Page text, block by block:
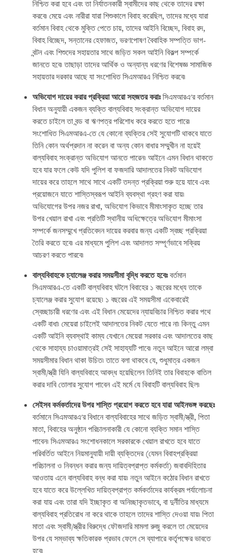
নিশ্চিত করা হবে এবং তা নির্যাতনকারী স্বামীদের কাছ থেকে তাদের রক্ষা
করবে৷ মেয়ে এবং নারীরা যারা শিশুকালে বিবাহ করেছিল, তাদের মধ্যে যারা
বর্তমান বিবাহ থেকে মুক্তি পেতে চায়, তাদের আইনি বিচ্ছেদ, বিবাহ রদ,
বিবাহ বিচ্ছেদ, সন্তানের হেফাজত, ভরণপোষণ বৈবাহিক সম্পত্তি ভাগ-
বন্টন এবং শিশুদের সহায়তার সাথে জড়িত সকল আইনি বিকল্প সম্পর্কে
জানতে হবে৷ তাছাড়া তাদের আর্থিক ও অন্যান্য ধরণের বিশেষজ্ঞ সামাজিক
সহায়তার দরকার আছে যা সংশোধিত সিএমআরএ নিশ্চিত করবে৷
অভিযোগ দায়ের করার প্রক্রিয়া আরো সহজতর করাঃসিএমআরএ'র বর্তমান
বিধান অনুযায়ী একজন ব্যক্তি বাল্যবিবাহ সংক্রান্ত অভিযোগ দায়ের
করতে চাইলে তা বন্ড বা ঋণপত্র পরিশোধ করে করতে হতে পারে৷
সংশোধিত সিএমআরএ-তে যে কোনো ব্যক্তির সেই সুযোগটি থাকবে যাতে
তিনি কোন অর্থপ্রদান না করেন বা অন্য কোন বাধার সম্মুখীন না হয়েই
বাল্যবিবাহ সংক্রান্ত অভিযোগ আনতে পারেন৷ আইনে এমন বিধান থাকতে
হবে যার ফলে কেউ যদি পুলিশ বা ফজদারি আদালতের নিকট অভিযোগ
দায়ের করে তাহলে সাথে সাথে একটি তদন্ত প্রক্রিয়া শুরু হয়ে যাবে এবং
প্রয়োজনে যাতে শাস্তিস্বরূপ আইনি ব্যবস্থা গ্রহণ করা যায়৷
অভিযোগের উপর নজর রাখা, অভিযোগ কিভাবে মীমাংসাকৃত হচ্ছে তার
উপর খেয়াল রাখা এবং প্রতিটি স্থানীয় অধিক্ষেত্রে অভিযোগ মীমাংসা
সম্পর্কে জনসম্মুখে প্রতিবেদন দায়ের করবার জন্য একটি স্বচ্ছ প্রক্রিয়া
তৈরি করতে হবে৷ এর মাধ্যমে পুলিশ এবং আদালত সম্পূর্ণভাবে সক্রিয়
আচরণ করতে পারবে৷
বাল্যবিবাহকে চ্যালেঞ্জ করার সময়সীমা বৃদ্ধি করতে হবেঃবর্তমান
সিএমআরএ-তে একটি বাল্যবিবাহ ঘটলে বিবাহের ১ বছরের মধ্যে তাকে
চ্যালেঞ্জ করার সুযোগ রয়েছে৷ ১ বছরের এই সময়সীমা একেবারেই
স্বেচ্ছাচারী ধরণের এবং এই বিধান মেয়েদের ন্যায়বিচার নিশ্চিত করার পথে
একটি বাধা৷ মেয়েরা চাইলেই আদালতের নিকট যেতে পারে না৷ কিন্তু এমন
একটি আইনি ব্যবস্থাই কাম্য যেখানে মেয়েরা সরকার এবং আদালতের কাছ
থেকে সাহায্য চাওয়ামাত্রই সেই সাহায্যটি পাবে৷ নতুন আইনে আরো লম্বা
সময়সীমার বিধান থাকা উচিত৷ তাতে বলা থাকবে যে, শুধুমাত্র একজন
স্বামী/স্ত্রী যিনি বাল্যবিবাহে আবদ্ধ হয়েছিলেন তিনিই তার বিবাহকে বাতিল
করার দাবি তোলার সুযোগ পাবেন এই মর্মে যে বিবাহটি বাল্যবিবাহ ছিল৷
সেইসব কর্মকর্তাদের উপর শাস্তি প্রয়োগ করতে হবে যারা আইনভঙ্গ করছেঃ
বর্তমানে সিএমআরএ'র বিধানে বাল্যবিবাহের সাথে জড়িত স্বামী/স্ত্রী, পিতা
মাতা, বিবাহের অনুষ্ঠান পরিচালনাকারী যে কোনো ব্যক্তি সমান শাস্তি
পাবেন৷ সিএমআরএ সংশোধনকালে সরকারকে খেয়াল রাখতে হবে যাতে
পরিবর্তিত আইনে নিয়মানুযায়ী দায়ী ব্যক্তিদের (যেমন বিবাহপ্রক্রিয়া
পরিচালনা ও নিবন্ধন করার জন্য দায়িত্বপ্রাপ্ত কর্মকর্তা) জবাবদিহিতার
আওতায় এনে বাল্যবিবাহ বন্ধ করা যায়৷ নতুন আইনে কঠোর বিধান রাখতে
হবে যাতে করে উল্লেখিত দায়িত্বপ্রাপ্ত কর্মকর্তাদের কার্যক্রম পর্যালোচনা
করা যায় এবং তারা যদি ইচ্ছাকৃত বা অনিচ্ছাকৃতভাবে, বা দুর্নীতির মাধ্যমে
বাল্যবিবাহ প্রতিরোধ না করে থাকে তাহলে তাদের শাস্তি দেওয়া যায়৷ পিতা
মাতা এবং স্বামী/স্ত্রীর বিরুদ্ধে ফৌজদারি মামলা রুজু করলে তা মেয়েদের
উপর যে সম্ভাব্য ক্ষতিকারক প্রভাব ফেলে সে ব্যাপারে কর্তৃপক্ষের ভাবতে